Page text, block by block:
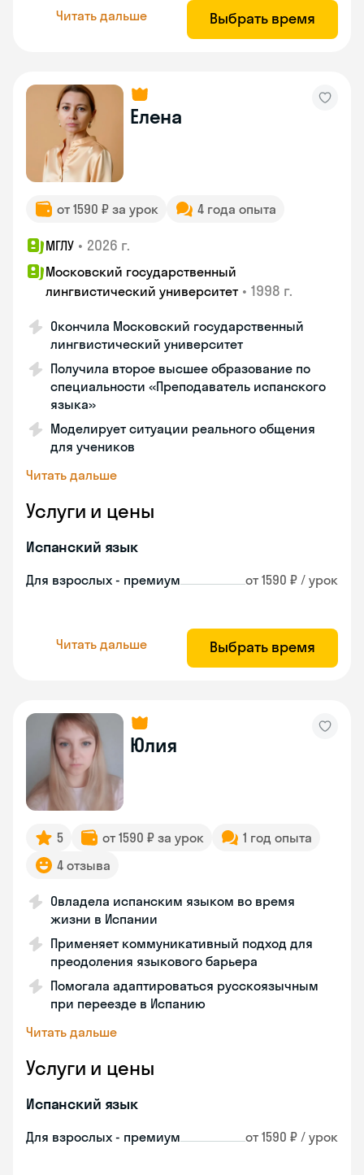
Читать дальше Выбрать время
Елена
от 1590 ₽ за урок 4 года опыта
МГЛУ • 2026 г.
Московский государственный
лингвистический университет • 1998 г.
Окончила Московский государственный
лингвистический университет
Получила второе высшее образование по
специальности «Преподаватель испанского
языка»
Моделирует ситуации реального общения
для учеников
Читать дальше
Услуги и цены
Испанский язык
Для взрослых - премиум от 1590 ₽ / урок
Читать дальше Выбрать время
Юлия
5 от 1590 ₽ за урок
1 год опыта
4 отзыва
Овладела испанским языком во время
жизни в Испании
Применяет коммуникативный подход для
преодоления языкового барьера
Помогала адаптироваться русскоязычным
при переезде в Испанию
Читать дальше
Услуги и цены
Испанский язык
Для взрослых - премиум от 1590 ₽ / урок